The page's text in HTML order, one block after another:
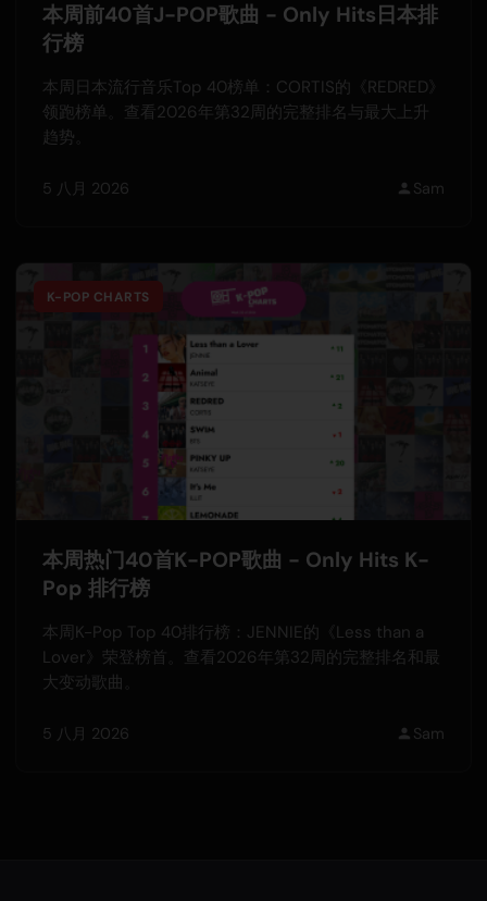
本周前40首J-POP歌曲 - Only Hits日本排
行榜
本周日本流行音乐Top 40榜单：CORTIS的《REDRED》
领跑榜单。查看2026年第32周的完整排名与最大上升
趋势。
5 八月 2026 Sam
K-POP CHARTS
本周热门40首K-POP歌曲 - Only Hits K-
Pop 排行榜
本周K-Pop Top 40排行榜：JENNIE的《Less than a
Lover》荣登榜首。查看2026年第32周的完整排名和最
大变动歌曲。
5 八月 2026 Sam